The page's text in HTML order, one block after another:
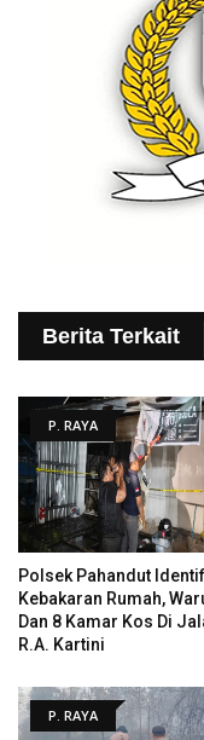
Berita Terkait
P. RAYA
Polsek Pahandut
Kebakaran Rumah,
Dan 8 Kamar Kos Di
R.A. Kartini
P. RAYA